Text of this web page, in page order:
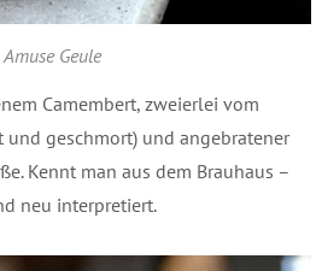
Amuse Geule
Camembert, zweierlei vom
und geschmort) und angebratener
Kennt man aus dem Brauhaus –
neu interpretiert.